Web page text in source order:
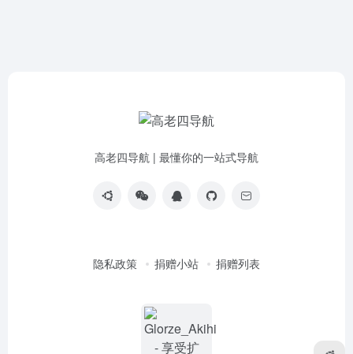
高老四导航 | 最懂你的一站式导航
隐私政策 捐赠小站 捐赠列表